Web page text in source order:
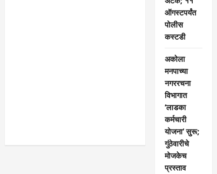
ऑगस्टपर्यंत
पोलीस
कस्टडी
अकोला
मनपाच्या
नगररचना
विभागात
‘लाडका
कर्मचारी
योजना’ सुरू;
गुंठेवारीचे
मोजकेच
प्रस्ताव